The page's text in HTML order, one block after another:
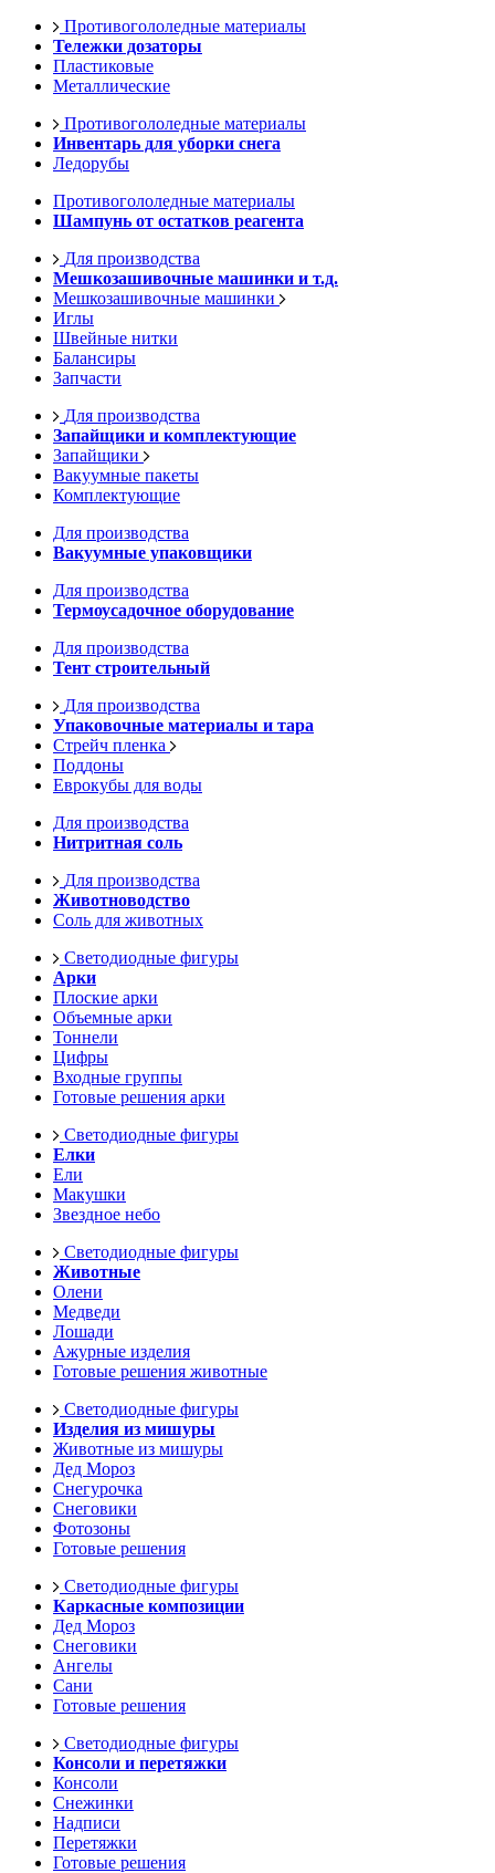
Противогололедные материалы
Тележки дозаторы
Пластиковые
Металлические
Противогололедные материалы
Инвентарь для уборки снега
Ледорубы
Противогололедные материалы
Шампунь от остатков реагента
Для производства
Мешкозашивочные машинки и т.д.
Мешкозашивочные машинки
Иглы
Швейные нитки
Балансиры
Запчасти
Для производства
Запайщики и комплектующие
Запайщики
Вакуумные пакеты
Комплектующие
Для производства
Вакуумные упаковщики
Для производства
Термоусадочное оборудование
Для производства
Тент строительный
Для производства
Упаковочные материалы и тара
Стрейч пленка
Поддоны
Еврокубы для воды
Для производства
Нитритная соль
Для производства
Животноводство
Соль для животных
Светодиодные фигуры
Арки
Плоские арки
Объемные арки
Тоннели
Цифры
Входные группы
Готовые решения арки
Светодиодные фигуры
Елки
Ели
Макушки
Звездное небо
Светодиодные фигуры
Животные
Олени
Медведи
Лошади
Ажурные изделия
Готовые решения животные
Светодиодные фигуры
Изделия из мишуры
Животные из мишуры
Дед Мороз
Снегурочка
Снеговики
Фотозоны
Готовые решения
Светодиодные фигуры
Каркасные композиции
Дед Мороз
Снеговики
Ангелы
Сани
Готовые решения
Светодиодные фигуры
Консоли и перетяжки
Консоли
Снежинки
Надписи
Перетяжки
Готовые решения